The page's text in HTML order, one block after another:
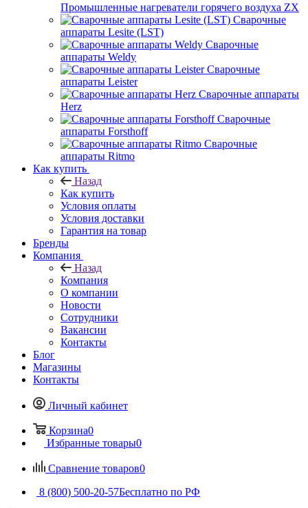
Промышленные нагреватели горячего воздуха ZX
Сварочные
аппараты Lesite (LST)
Сварочные
аппараты Weldy
Сварочные
аппараты Leister
Сварочные аппараты
Herz
Сварочные
аппараты Forsthoff
Сварочные
аппараты Ritmo
Как купить
Назад
Как купить
Условия оплаты
Условия доставки
Гарантия на товар
Бренды
Компания
Назад
Компания
О компании
Новости
Сотрудники
Вакансии
Контакты
Блог
Магазины
Контакты
Личный кабинет
Корзина0
Избранные товары0
Сравнение товаров0
8 (800) 500-20-57Бесплатно по РФ